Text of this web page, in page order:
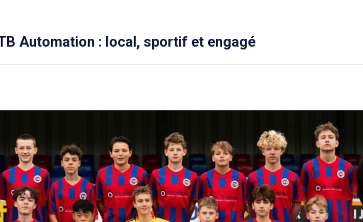
Automation : local, sportif et engagé